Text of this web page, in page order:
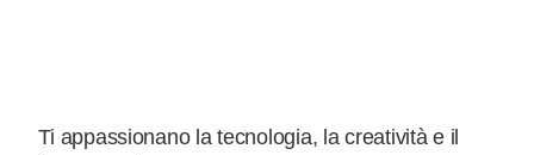
Ti appassionano la tecnologia, la creatività e il